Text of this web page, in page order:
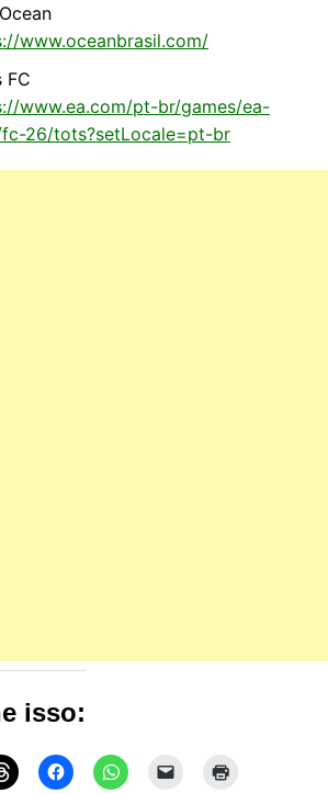
www.oceanbrasil.com/
FC
www.ea.com/pt-br/games/ea-
26/tots?setLocale=pt-br
isso: